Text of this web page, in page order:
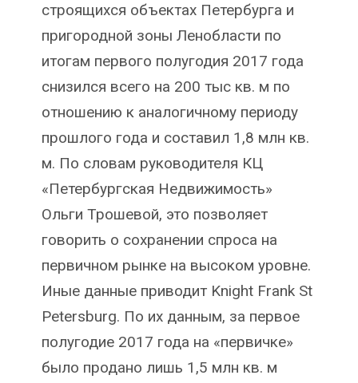
строящихся объектах Петербурга и
пригородной зоны Ленобласти по
итогам первого полугодия 2017 года
снизился всего на 200 тыс кв. м по
отношению к аналогичному периоду
прошлого года и составил 1,8 млн кв.
м. По словам руководителя КЦ
«Петербургская Недвижимость»
Ольги Трошевой, это позволяет
говорить о сохранении спроса на
первичном рынке на высоком уровне.
Иные данные приводит Knight Frank St
Petersburg. По их данным, за первое
полугодие 2017 года на «первичке»
было продано лишь 1,5 млн кв. м